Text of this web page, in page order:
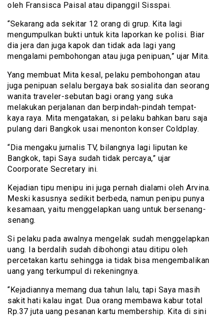
oleh Fransisca Paisal atau dipanggil Sisspai.
“Sekarang ada sekitar 12 orang di grup. Kita lagi
mengumpulkan bukti untuk kita laporkan ke polisi. Biar
dia jera dan juga kapok dan tidak ada lagi yang
mengalami pembohongan atau juga penipuan,” ujar Mita.
Yang membuat Mita kesal, pelaku pembohongan atau
juga penipuan selalu bergaya bak sosialita dan seorang
wanita traveler-sebutan bagi orang yang suka
melakukan perjalanan dan berpindah-pindah tempat-
kaya raya. Mita mengatakan, si pelaku bahkan baru saja
pulang dari Bangkok usai menonton konser Coldplay.
“Dia mengaku jurnalis TV, bilangnya lagi liputan ke
Bangkok, tapi Saya sudah tidak percaya,” ujar
Coorporate Secretary ini.
Kejadian tipu menipu ini juga pernah dialami oleh Arvina.
Meski kasusnya sedikit berbeda, namun penipu punya
kesamaan, yaitu menggelapkan uang untuk bersenang-
senang.
Si pelaku pada awalnya mengelak sudah menggelapkan
uang. Ia berdalih sudah dibohongi atau ditipu oleh
percetakan kartu sehingga ia tidak bisa mengembalikan
uang yang terkumpul di rekeningnya.
“Kejadiannya memang dua tahun lalu, tapi Saya masih
sakit hati kalau ingat. Dua orang membawa kabur total
Rp.37 juta uang pesanan kartu membership. Kita di sini